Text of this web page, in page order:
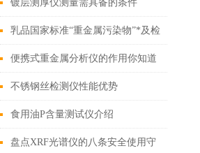
镀层测厚仪测量需具备的条件
乳品国家标准“重金属污染物”*及检
测方案
便携式重金属分析仪的作用你知道
吗？
不锈钢丝检测仪性能优势
食用油P含量测试仪介绍
盘点XRF光谱仪的八条安全使用守